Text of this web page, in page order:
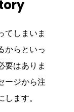
てしまいま
からといっ
要はありま
ージから注
ます。